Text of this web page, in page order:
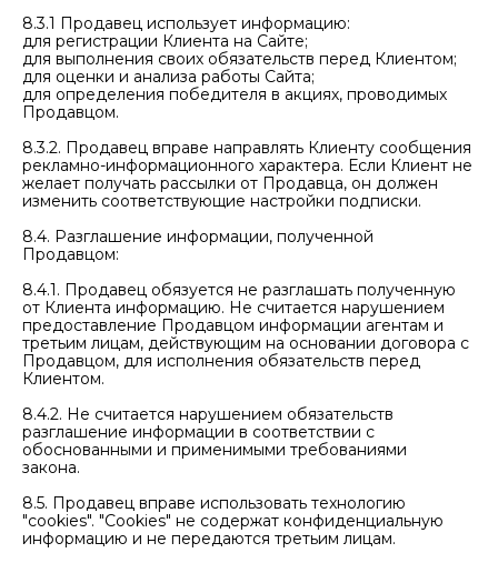
8.3.1 Продавец использует информацию:
для регистрации Клиента на Сайте;
для выполнения своих обязательств перед Клиентом;
для оценки и анализа работы Сайта;
для определения победителя в акциях, проводимых
Продавцом.
8.3.2. Продавец вправе направлять Клиенту сообщения
рекламно-информационного характера. Если Клиент не
желает получать рассылки от Продавца, он должен
изменить соответствующие настройки подписки.
8.4. Разглашение информации, полученной
Продавцом:
8.4.1. Продавец обязуется не разглашать полученную
от Клиента информацию. Не считается нарушением
предоставление Продавцом информации агентам и
третьим лицам, действующим на основании договора с
Продавцом, для исполнения обязательств перед
Клиентом.
8.4.2. Не считается нарушением обязательств
разглашение информации в соответствии с
обоснованными и применимыми требованиями
закона.
8.5. Продавец вправе использовать технологию
"cookies". "Cookies" не содержат конфиденциальную
информацию и не передаются третьим лицам.